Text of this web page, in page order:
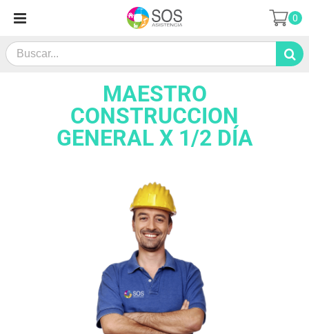
contenido
Search
for:
0
MAESTRO
CONSTRUCCION
GENERAL X 1/2 DÍA